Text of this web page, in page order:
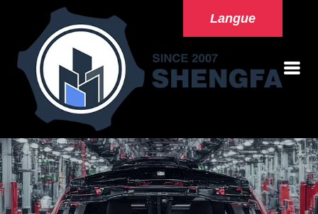
Langue